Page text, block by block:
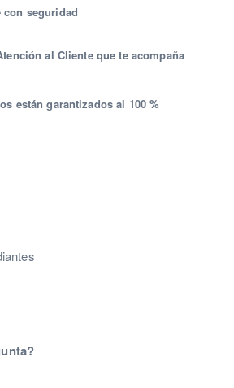
con seguridad
al Cliente que te acompaña
están garantizados al 100 %